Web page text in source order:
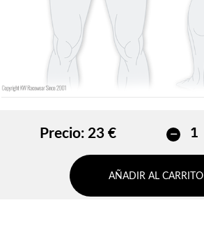
Precio: 23 €
AÑADIR AL CARRITO